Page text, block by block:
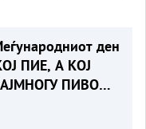
ден
ПИЕ, А КОЈ
ПИВО